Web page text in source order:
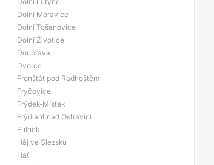
Dolní Moravice
Dolní Tošanovice
Dolní Životice
Doubrava
Dvorce
Frenštát pod Radhoštěm
Fryčovice
Frýdek-Místek
Frýdlant nad Ostravicí
Fulnek
Háj ve Slezsku
Hať